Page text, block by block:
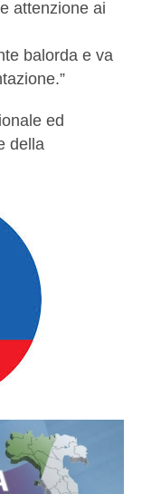
attenzione ai
balorda e va
ed
della